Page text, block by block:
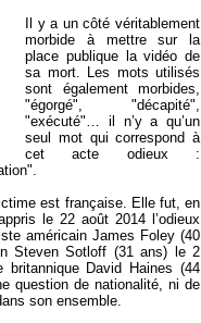
Il y a un côté véritablement
morbide à mettre sur la
place publique la vidéo de
sa mort. Les mots utilisés
sont également morbides,
"égorgé", "décapité",
"exécuté"… il n’y a qu’un
seul mot qui correspond à
cet acte odieux :
est française. Elle fut, en
le 22 août 2014 l’odieux
américain James Foley (40
Steven Sotloff (31 ans) le 2
britannique David Haines (44
question de nationalité, ni de
son ensemble.